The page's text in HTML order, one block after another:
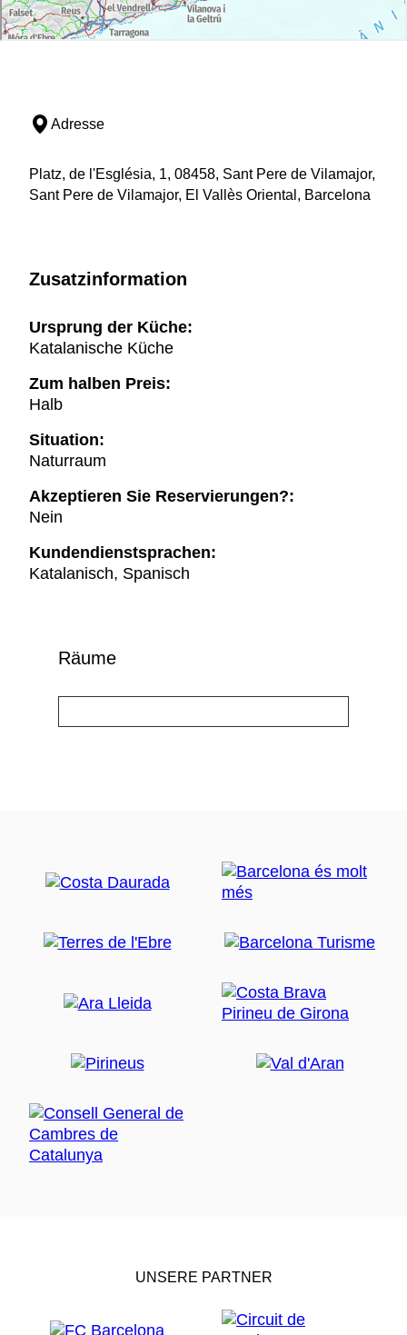
Adresse
Platz, de l'Església, 1, 08458, Sant Pere de Vilamajor,
Sant Pere de Vilamajor, El Vallès Oriental, Barcelona
Zusatzinformation
Ursprung der Küche:
Katalanische Küche
Zum halben Preis:
Halb
Situation:
Naturraum
Akzeptieren Sie Reservierungen?:
Nein
Kundendienstsprachen:
Katalanisch, Spanisch
Räume
UNSERE PARTNER